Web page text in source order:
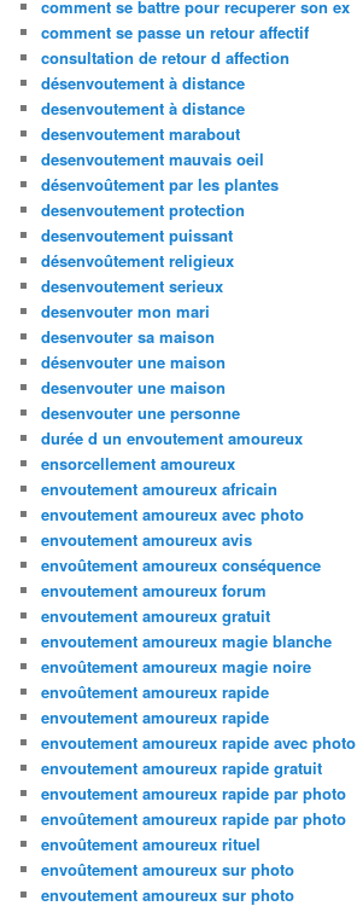
comment se battre pour recuperer son ex
comment se passe un retour affectif
consultation de retour d affection
désenvoutement à distance
desenvoutement à distance
desenvoutement marabout
desenvoutement mauvais oeil
désenvoûtement par les plantes
desenvoutement protection
desenvoutement puissant
désenvoûtement religieux
desenvoutement serieux
desenvouter mon mari
desenvouter sa maison
désenvouter une maison
desenvouter une maison
desenvouter une personne
durée d un envoutement amoureux
ensorcellement amoureux
envoutement amoureux africain
envoutement amoureux avec photo
envoutement amoureux avis
envoûtement amoureux conséquence
envoutement amoureux forum
envoutement amoureux gratuit
envoutement amoureux magie blanche
envoûtement amoureux magie noire
envoûtement amoureux rapide
envoutement amoureux rapide
envoutement amoureux rapide avec photo
envoutement amoureux rapide gratuit
envoutement amoureux rapide par photo
envoûtement amoureux rapide par photo
envoûtement amoureux rituel
envoûtement amoureux sur photo
envoutement amoureux sur photo